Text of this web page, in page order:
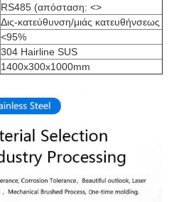
RS485 (απόσταση: <>
Δις-κατεύθυνση/μιάς κατευθήνσεως
<95%
304 Hairline SUS
1400x300x1000mm